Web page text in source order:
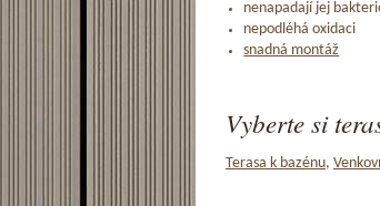
nenapadají jej
nepodléhá oxidaci
snadná montáž
Vyberte si
Terasa k bazénu,